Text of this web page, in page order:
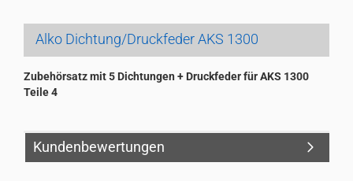
Alko Dichtung/Druckfeder AKS 1300
Zubehörsatz mit 5 Dichtungen + Druckfeder für AKS 1300
Teile 4
Kundenbewertungen